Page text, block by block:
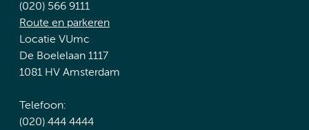
(020) 566 9111
Route en parkeren
Locatie VUmc
De Boelelaan 1117
1081 HV Amsterdam
Telefoon:
(020) 444 4444